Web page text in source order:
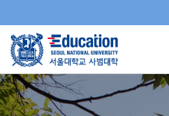
로
메
뉴